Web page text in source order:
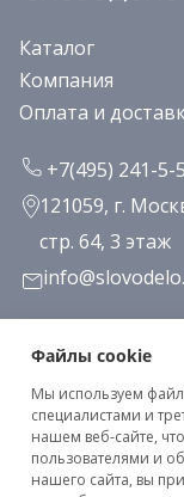
Каталог
Компания
Оплата и
+7(495) 241-5-
121059, г.
стр. 64, 3 этаж
Подписаться
Клиентское
Файлы cookie
Мы используем
специалистами и
нашем веб-сайте,
пользователями и
нашего сайта, вы